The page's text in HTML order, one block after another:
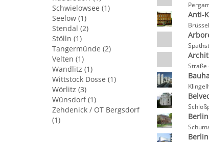
Schwielowsee (1)
Seelow (1)
Stendal (2)
Stölln (1)
Tangermünde (2)
Velten (1)
Wandlitz (1)
Wittstock Dosse (1)
Wörlitz (3)
Wünsdorf (1)
Zehdenick / OT Bergsdorf
(1)
Anti-
Straße